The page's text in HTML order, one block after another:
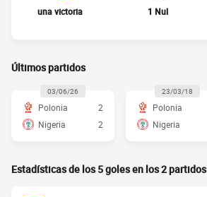
una victoria 1 Nul
Últimos partidos
03/06/26
Polonia
2
Nigeria
2
23/03/18
Polonia
Nigeria
Estadísticas de los 5 goles en los 2 partidos